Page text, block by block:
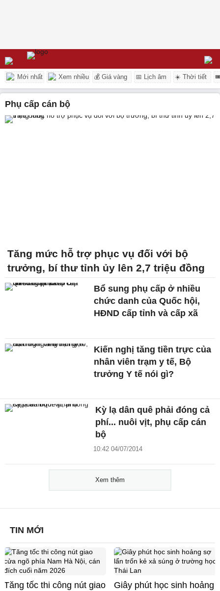
Mới nhất Xem nhiều 💰 Giá vàng 📅 Lịch âm ☀️ Thời tiết
phụ cấp cán bộ
Tăng mức hỗ trợ phục vụ đối với bộ
trưởng, bí thư tỉnh ủy lên 2,7 triệu đồng
Bổ sung phụ cấp ở nhiều
chức danh của Quốc hội,
HĐND cấp tỉnh và cấp xã
Kiến nghị tăng tiền trực của
nhân viên trạm y tế, Bộ
trưởng Y tế nói gì?
Kỳ lạ dân quê phải đóng cả
phí... nuôi vịt, phụ cấp cán
bộ
10:42 04/07/2014
Xem thêm
TIN MỚI
Tăng tốc thi công nút giao
Giây phút học sinh hoảng